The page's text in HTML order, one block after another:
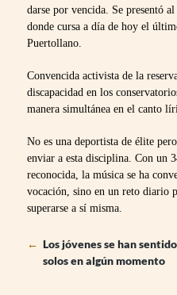
darse por vencida. Se presentó
donde cursa a día de hoy el
Puertollano.
Convencida activista de la
discapacidad en los
manera simultánea en el canto
No es una deportista de élite
enviar a esta disciplina. Con un
reconocida, la música se ha
vocación, sino en un reto diario
superarse a sí misma.
← Los jóvenes se han sentido
solos en algún momento